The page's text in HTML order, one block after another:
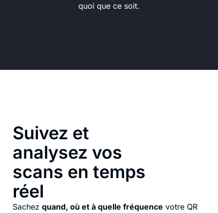
quoi que ce soit.
Suivez et
analysez vos
scans en temps
réel
Sachez quand, où et à quelle fréquence votre QR